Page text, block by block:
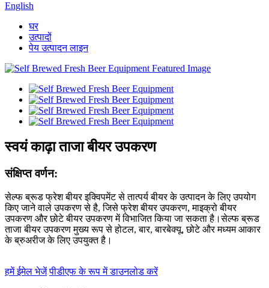
English
घर
उत्पादों
पेय उत्पादन लाइन
स्वयं काढ़ा ताजा बीयर उपकरण
संक्षिप्त वर्णन:
सेल्फ ब्रूड फ्रेश बीयर इक्विपमेंट से तात्पर्य बीयर के उत्पादन के लिए उपयोग
किए जाने वाले उपकरण से है, जिसे फ्रेश बीयर उपकरण, माइक्रो बीयर
उपकरण और छोटे बीयर उपकरण में विभाजित किया जा सकता है।सेल्फ ब्रूड
ताजा बीयर उपकरण मुख्य रूप से होटल, बार, बारबेक्यू, छोटे और मध्यम आकार
के ब्रुअरीज के लिए उपयुक्त है।
हमें ईमेल भेजें पीडीएफ के रूप में डाउनलोड करें